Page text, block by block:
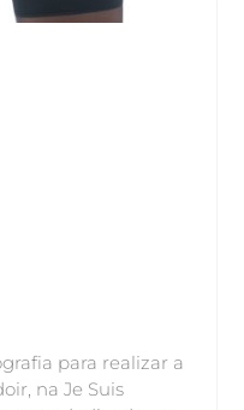
para realizar a
na Je Suis